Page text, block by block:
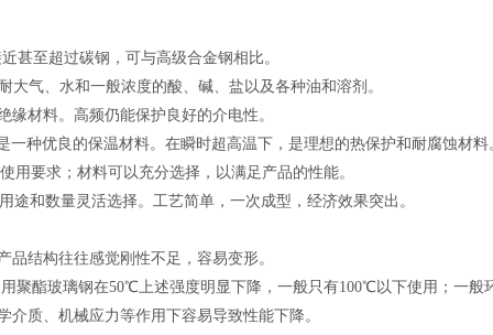
甚至超过碳钢，可与高级合金钢相比。
气、水和一般浓度的酸、碱、盐以及各种油和溶剂。
缘材料。高频仍能保护良好的介电性。
一种优良的保温材料。在瞬时超高温下，是理想的热保护和耐腐蚀材料
用要求；材料可以充分选择，以满足产品的性能。
和数量灵活选择。工艺简单，一次成型，经济效果突出。
品结构往往感觉刚性不足，容易变形。
聚酯玻璃钢在50℃上述强度明显下降，一般只有100℃以下使用；一
质、机械应力等作用下容易导致性能下降。